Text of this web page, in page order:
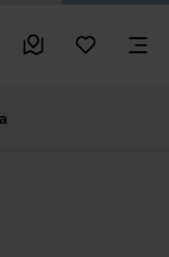
BesöksmålMina